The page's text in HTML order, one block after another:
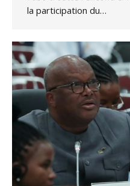
la participation du…